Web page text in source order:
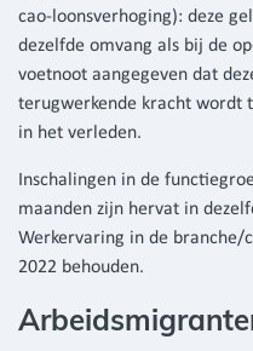
cao-loonsverhoging): deze
dezelfde omvang als bij de
voetnoot aangegeven dat
terugwerkende kracht wordt
in het verleden.
Inschalingen in de
maanden zijn hervat in
Werkervaring in de
2022 behouden.